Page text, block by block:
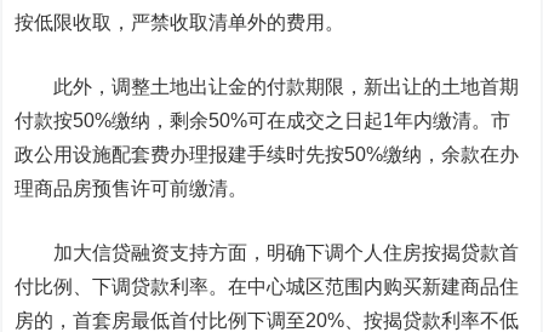
按低限收取，严禁收取清单外的费用。
此外，调整土地出让金的付款期限，新出让的土地首期
付款按50%缴纳，剩余50%可在成交之日起1年内缴清。市
政公用设施配套费办理报建手续时先按50%缴纳，余款在办
理商品房预售许可前缴清。
加大信贷融资支持方面，明确下调个人住房按揭贷款首
付比例、下调贷款利率。在中心城区范围内购买新建商品住
房的，首套房最低首付比例下调至20%、按揭贷款利率不低